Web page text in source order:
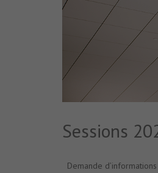
Sessions
Demande